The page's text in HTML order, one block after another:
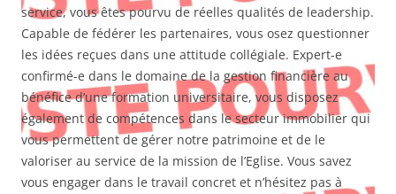
service, vous êtes pourvu de réelles qualités de leadership.
Capable de fédérer les partenaires, vous osez questionner
les idées reçues dans une attitude collégiale. Expert-e
confirmé-e dans le domaine de la gestion financière au
bénéfice d’une formation universitaire, vous disposez
également de compétences dans le secteur immobilier qui
vous permettent de gérer notre patrimoine et de le
valoriser au service de la mission de l’Eglise. Vous savez
vous engager dans le travail concret et n’hésitez pas à